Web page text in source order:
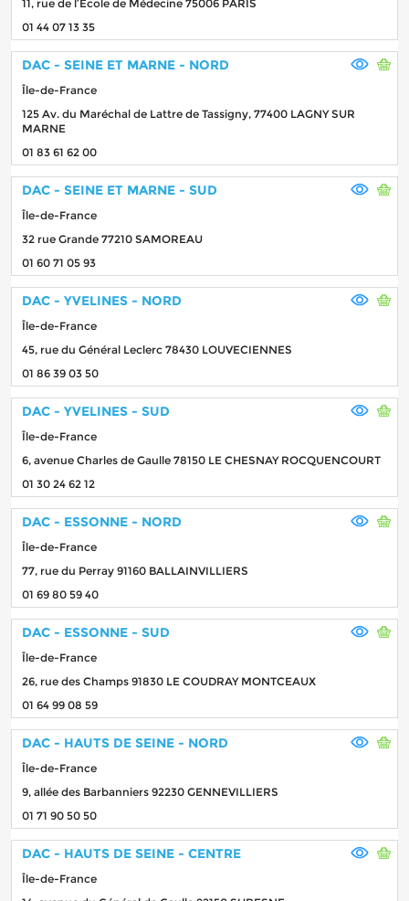
11, rue de l’École de Médecine 75006 PARIS
01 44 07 13 35
DAC - SEINE ET MARNE - NORD
Île-de-France
125 Av. du Maréchal de Lattre de Tassigny, 77400 LAGNY SUR
MARNE
01 83 61 62 00
DAC - SEINE ET MARNE - SUD
Île-de-France
32 rue Grande 77210 SAMOREAU
01 60 71 05 93
DAC - YVELINES - NORD
Île-de-France
45, rue du Général Leclerc 78430 LOUVECIENNES
01 86 39 03 50
DAC - YVELINES - SUD
Île-de-France
6, avenue Charles de Gaulle 78150 LE CHESNAY ROCQUENCOURT
01 30 24 62 12
DAC - ESSONNE - NORD
Île-de-France
77, rue du Perray 91160 BALLAINVILLIERS
01 69 80 59 40
DAC - ESSONNE - SUD
Île-de-France
26, rue des Champs 91830 LE COUDRAY MONTCEAUX
01 64 99 08 59
DAC - HAUTS DE SEINE - NORD
Île-de-France
9, allée des Barbanniers 92230 GENNEVILLIERS
01 71 90 50 50
DAC - HAUTS DE SEINE - CENTRE
Île-de-France